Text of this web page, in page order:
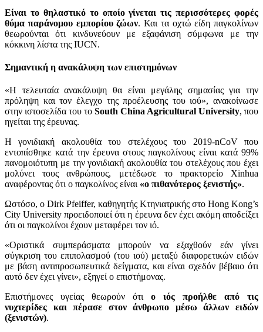
Είναι το θηλαστικό το οποίο γίνεται τις περισσότερες φορές
θύμα παράνομου εμπορίου ζώων. Και τα οχτώ είδη παγκολίνων
θεωρούνται ότι κινδυνεύουν με εξαφάνιση σύμφωνα με την
κόκκινη λίστα της IUCN.
Σημαντική η ανακάλυψη των επιστημόνων
«Η τελευταία ανακάλυψη θα είναι μεγάλης σημασίας για την
πρόληψη και τον έλεγχο της προέλευσης του ιού», ανακοίνωσε
στην ιστοσελίδα του το South China Agricultural University, που
ηγείται της έρευνας.
Η γονιδιακή ακολουθία του στελέχους του 2019-nCoV που
εντοπίσθηκε κατά την έρευνα στους παγκολίνους είναι κατά 99%
πανομοιότυπη με την γονιδιακή ακολουθία του στελέχους που έχει
μολύνει τους ανθρώπους, μετέδωσε το πρακτορείο Xinhua
αναφέροντας ότι ο παγκολίνος είναι «ο πιθανότερος ξενιστής».
Ωστόσο, ο Dirk Pfeiffer, καθηγητής Κτηνιατρικής στο Hong Kong’s
City University προειδοποιεί ότι η έρευνα δεν έχει ακόμη αποδείξει
ότι οι παγκολίνοι έχουν μεταφέρει τον ιό.
«Οριστικά συμπεράσματα μπορούν να εξαχθούν εάν γίνει
σύγκριση του επιπολασμού (του ιού) μεταξύ διαφορετικών ειδών
με βάση αντιπροσωπευτικά δείγματα, και είναι σχεδόν βέβαιο ότι
αυτό δεν έχει γίνει», εξηγεί ο επιστήμονας.
Επιστήμονες υγείας θεωρούν ότι ο ιός προήλθε από τις
νυχτερίδες και πέρασε στον άνθρωπο μέσω άλλων ειδών
(ξενιστών).